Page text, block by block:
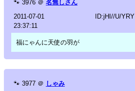
🐾 3976 ＠ 名無しさん
2011-07-01
23:37:11
ID:jHI//U/YRY
福にゃんに天使の羽が
🐾 3977 ＠ しゃみ